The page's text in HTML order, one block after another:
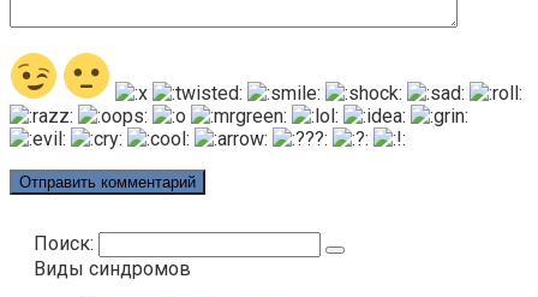
Поиск:
Виды синдромов